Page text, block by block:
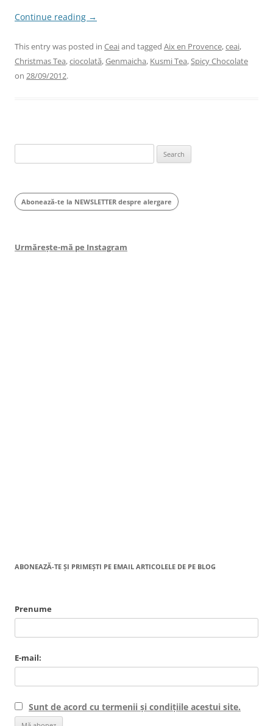
Continue reading →
This entry was posted in Ceaiand tagged Aix en Provence,ceai,
Christmas Tea,ciocolată,Genmaicha, Kusmi Tea,Spicy Chocolate
on 28/09/2012.
for:
Abonează-te la NEWSLETTER despre alergare
Urmărește-mă pe Instagram
ABONEAZĂ-TE ȘI PRIMEȘTI PE EMAIL ARTICOLELE DE PE BLOG
Prenume
E-mail:
Sunt de acord cu termenii și condițiile acestui site.